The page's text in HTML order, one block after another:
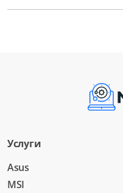
Услуги
Asus
MSI